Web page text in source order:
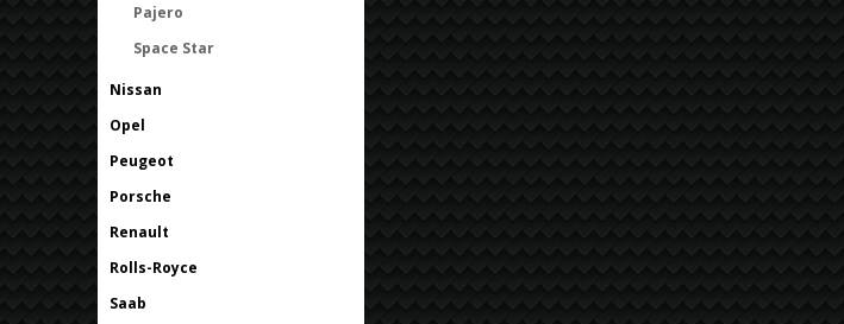
Pajero
Space Star
Nissan
Opel
Peugeot
Porsche
Renault
Rolls-Royce
Saab